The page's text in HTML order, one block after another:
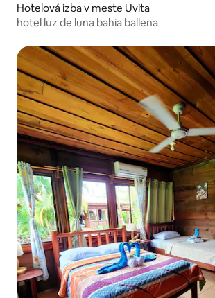
Hotelová izba v meste Uvita
hotel luz de luna bahia ballena